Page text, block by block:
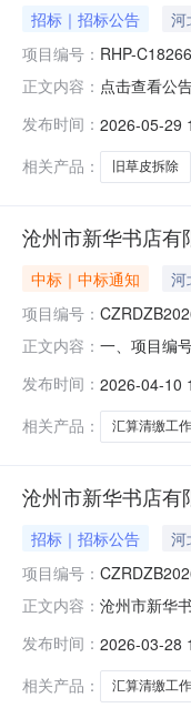
招标｜招标公告 河
项目编号： RHP-
正文内容： 点击查看公
发布时间： 2026-05-29
相关产品：
旧草皮拆除
沧州市新华书店有
中标｜中标通知 河
项目编号：
正文内容： 一、项目编
信息服务类
发布时间： 2026-04-10
相关产品：
汇算清缴工
沧州市新华书店有
招标｜招标公告 河
项目编号：
正文内容： 沧州市新华
元采购需
发布时间： 2026-03-28
相关产品：
汇算清缴工